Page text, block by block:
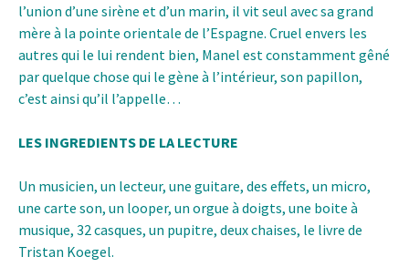
l’union d’une sirène et d’un marin, il vit seul avec sa grand
mère à la pointe orientale de l’Espagne. Cruel envers les
autres qui le lui rendent bien, Manel est constamment gêné
par quelque chose qui le gène à l’intérieur, son papillon,
c’est ainsi qu’il l’appelle…
LES INGREDIENTS DE LA LECTURE
Un musicien, un lecteur, une guitare, des effets, un micro,
une carte son, un looper, un orgue à doigts, une boite à
musique, 32 casques, un pupitre, deux chaises, le livre de
Tristan Koegel.